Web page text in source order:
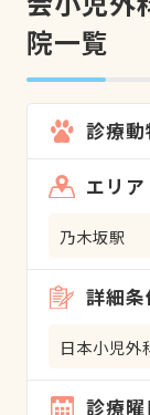
院一覧
診療動
エリ
乃木坂駅
詳細条
日本小児外
診療曜